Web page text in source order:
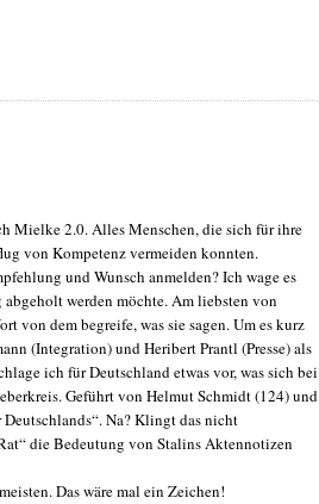
Mielke 2.0. Alles Menschen, die sich für ihre
von Kompetenz vermeiden konnten.
und Wunsch anmelden? Ich wage es
werden möchte. Am liebsten von
von dem begreife, was sie sagen. Um es kurz
(Integration) und Heribert Prantl (Presse) als
ich für Deutschland etwas vor, was sich bei
Geführt von Helmut Schmidt (124) und
Na? Klingt das nicht
die Bedeutung von Stalins Aktennotizen
Das wäre mal ein Zeichen!